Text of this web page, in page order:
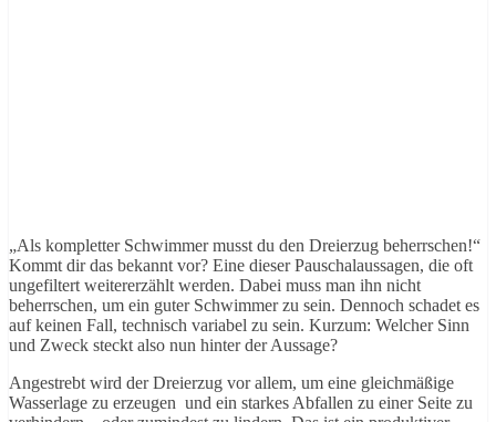
„Als kompletter Schwimmer musst du den Dreierzug beherrschen!“
Kommt dir das bekannt vor? Eine dieser Pauschalaussagen, die oft
ungefiltert weitererzählt werden. Dabei muss man ihn nicht
beherrschen, um ein guter Schwimmer zu sein. Dennoch schadet es
auf keinen Fall, technisch variabel zu sein. Kurzum: Welcher Sinn
und Zweck steckt also nun hinter der Aussage?
Angestrebt wird der Dreierzug vor allem, um eine gleichmäßige
Wasserlage zu erzeugen und ein starkes Abfallen zu einer Seite zu